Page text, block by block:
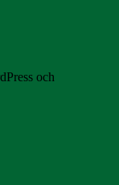
och